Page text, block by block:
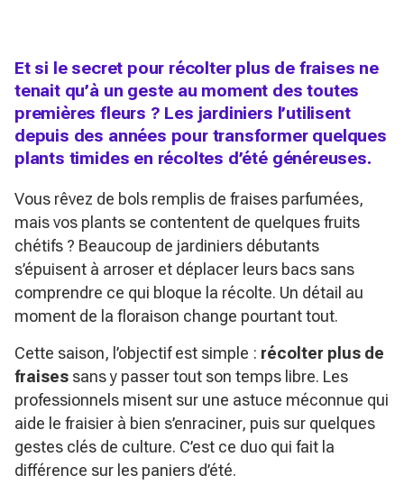
Et si le secret pour récolter plus de fraises ne
tenait qu’à un geste au moment des toutes
premières fleurs ? Les jardiniers l’utilisent
depuis des années pour transformer quelques
plants timides en récoltes d’été généreuses.
Vous rêvez de bols remplis de fraises parfumées,
mais vos plants se contentent de quelques fruits
chétifs ? Beaucoup de jardiniers débutants
s’épuisent à arroser et déplacer leurs bacs sans
comprendre ce qui bloque la récolte. Un détail au
moment de la floraison change pourtant tout.
Cette saison, l’objectif est simple : récolter plus de
fraises sans y passer tout son temps libre. Les
professionnels misent sur une astuce méconnue qui
aide le fraisier à bien s’enraciner, puis sur quelques
gestes clés de culture. C’est ce duo qui fait la
différence sur les paniers d’été.